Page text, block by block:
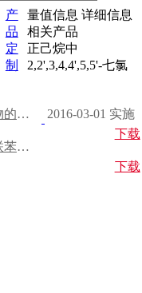
产
品
定
制
量值信息 详细信息
相关产品
正己烷中
2,2',3,4,4',5,5'-七氯
HJ 783-2016 土壤和沉积物 有机物的提取 加压流体萃取法
2016-03-01 实施
下载
HJ 743-2015 土壤和沉积物 多氯联苯的测定 气相色谱-质谱法
下载